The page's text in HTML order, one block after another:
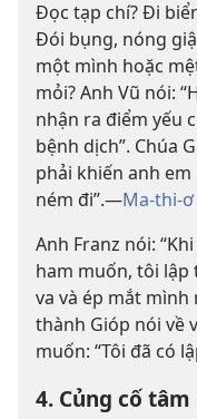
Đọc tạp chí? Đi
Đói bụng, nóng
một mình hoặc
mỏi? Anh Vũ nói:
nhận ra điểm yếu
bệnh dịch”. Chúa
phải khiến anh
ném đi”.—Ma-thi-ơ
Anh Franz nói:
ham muốn, tôi lập
va và ép mắt
thành Gióp nói về
muốn: “Tôi đã có
4. Củng cố